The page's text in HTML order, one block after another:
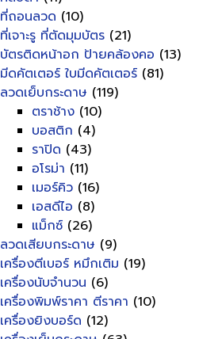
ที่ถอนลวด (10)
ที่เจาะรู ที่ตัดมุมบัตร (21)
บัตรติดหน้าอก ป้ายคล้องคอ (13)
มีดคัตเตอร์ ใบมีดคัตเตอร์ (81)
ลวดเย็บกระดาษ (119)
ตราช้าง (10)
บอสติก (4)
ราปิด (43)
อโรม่า (11)
เมอร์คิว (16)
เอสดีไอ (8)
แม็กซ์ (26)
ลวดเสียบกระดาษ (9)
เครื่องตีเบอร์ หมึกเติม (19)
เครื่องนับจำนวน (6)
เครื่องพิมพ์ราคา ตีราคา (10)
เครื่องยิงบอร์ด (12)